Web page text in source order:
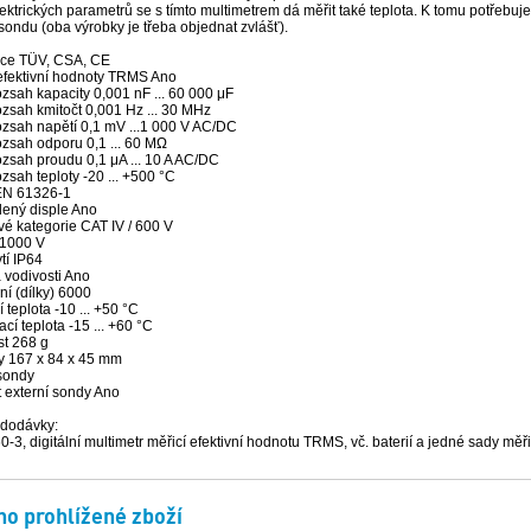
parametrů se s tímto multimetrem dá měřit také teplota. K tomu
(oba výrobky je třeba objednat zvlášť).
TÜV, CSA, CE
hodnoty TRMS Ano
kapacity 0,001 nF ... 60 000 μF
kmitočt 0,001 Hz ... 30 MHz
napětí 0,1 mV ...1 000 V AC/DC
odporu 0,1 ... 60 MΩ
proudu 0,1 μA ... 10 A AC/DC
teploty -20 ... +500 °C
61326-1
disple Ano
kategorie CAT IV / 600 V
V
IP64
vodivosti Ano
(dílky) 6000
teplota -10 ... +50 °C
teplota -15 ... +60 °C
268 g
167 x 84 x 45 mm
externí sondy Ano
3, digitální multimetr měřicí efektivní hodnotu TRMS, vč. baterií a jedné sady
prohlížené zboží